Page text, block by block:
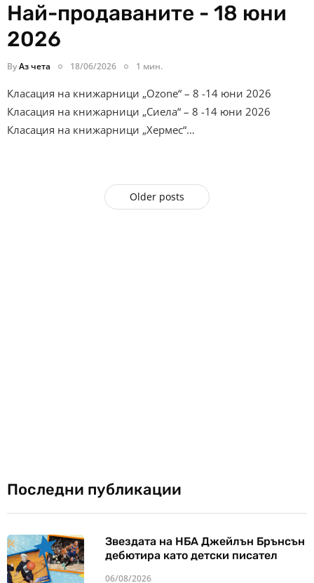
Най-продаваните - 18 юни
2026
ByАз чета 18/06/2026 1 мин.
Класация на книжарници „Ozone“ – 8 -14 юни 2026
Класация на книжарници „Сиела“ – 8 -14 юни 2026
Класация на книжарници „Хермес“…
Older posts
Последни публикации
Звездата на НБА Джейлън Брънсън
дебютира като детски писател
06/08/2026